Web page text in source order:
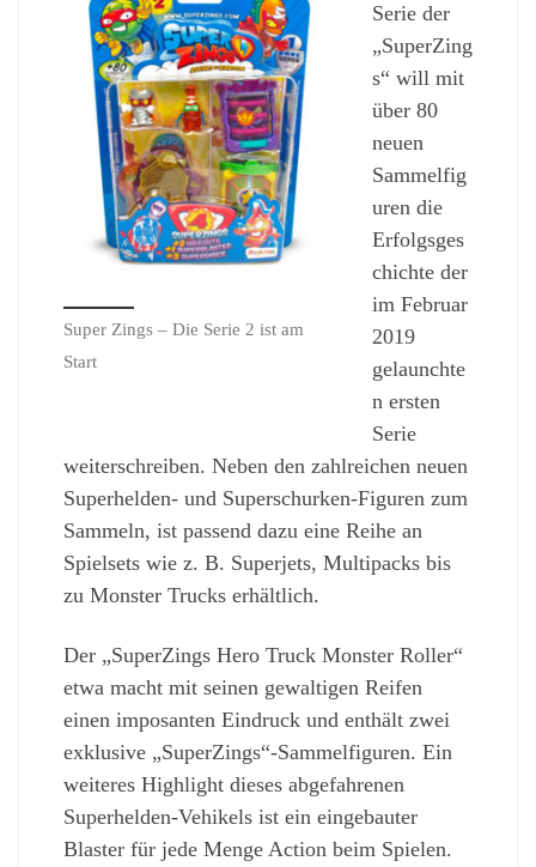
Super Zings – Die Serie 2 ist am
Start
Serie der
„SuperZing
s“ will mit
über 80
neuen
Sammelfig
uren die
Erfolgsges
chichte der
im Februar
2019
gelaunchte
n ersten
Serie
weiterschreiben. Neben den zahlreichen neuen
Superhelden- und Superschurken-Figuren zum
Sammeln, ist passend dazu eine Reihe an
Spielsets wie z. B. Superjets, Multipacks bis
zu Monster Trucks erhältlich.
Der „SuperZings Hero Truck Monster Roller“
etwa macht mit seinen gewaltigen Reifen
einen imposanten Eindruck und enthält zwei
exklusive „SuperZings“-Sammelfiguren. Ein
weiteres Highlight dieses abgefahrenen
Superhelden-Vehikels ist ein eingebauter
Blaster für jede Menge Action beim Spielen.